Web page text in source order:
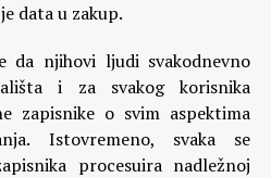
data u zakup.
da njihovi ljudi svakodnevno
i za svakog korisnika
zapisnike o svim aspektima
Istovremeno, svaka se
procesuira nadležnoj